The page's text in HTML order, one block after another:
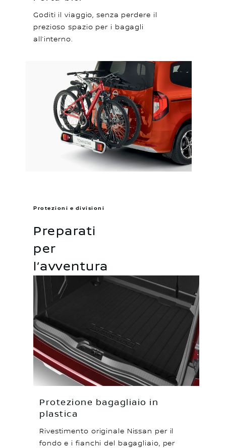
Goditi il viaggio, senza perdere il
prezioso spazio per i bagagli
all’interno.
Preparati
per
l’avventura
Protezioni e divisioni
Protezione bagagliaio in
plastica
Rivestimento originale Nissan per il
fondo e i fianchi del bagagliaio, per